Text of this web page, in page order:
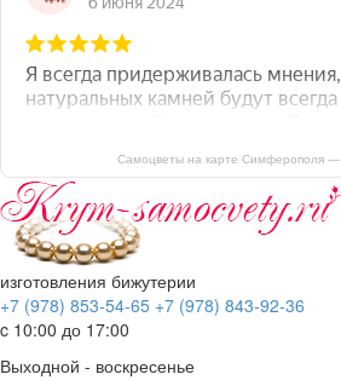
Самоцветы на карте Симферополя —
изготовления бижутерии
+7 (978) 853-54-65 +7 (978) 843-92-36
c 10:00 до 17:00
Выходной - воскресенье